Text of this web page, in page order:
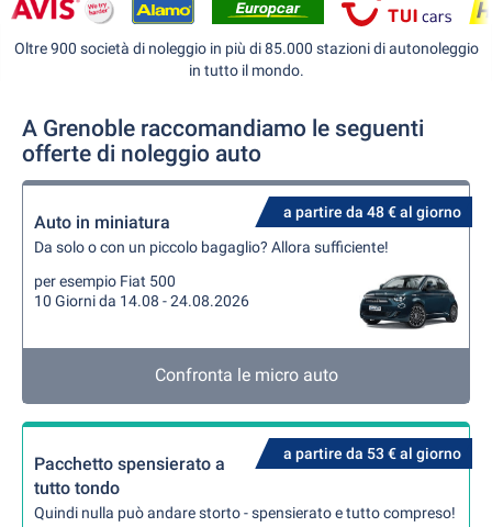
Oltre 900 società di noleggio in più di 85.000 stazioni di autonoleggio
in tutto il mondo.
A Grenoble raccomandiamo le seguenti
offerte di noleggio auto
a partire da 48 € al giorno
Auto in miniatura
Da solo o con un piccolo bagaglio? Allora sufficiente!
per esempio Fiat 500
10 Giorni da 14.08 - 24.08.2026
Confronta le micro auto
a partire da 53 € al giorno
Pacchetto spensierato a
tutto tondo
Quindi nulla può andare storto - spensierato e tutto compreso!